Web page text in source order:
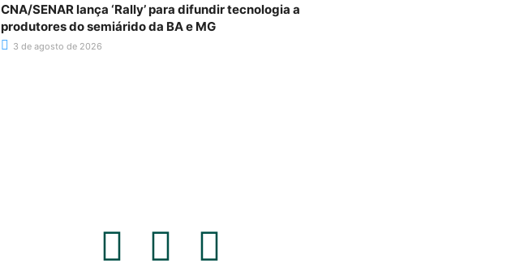
CNA/SENAR lança ‘Rally’ para difundir tecnologia a
produtores do semiárido da BA e MG
3 de agosto de 2026